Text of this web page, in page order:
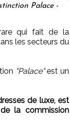
Palace -
qui fait de la
les secteurs du
"Palace"est un
de luxe, est
la commission